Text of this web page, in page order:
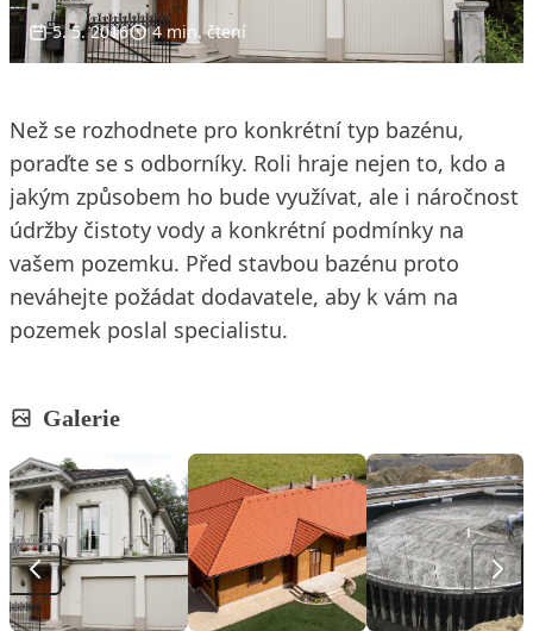
5. 5. 2016 4 min. čtení
Než se rozhodnete pro konkrétní typ bazénu,
poraďte se s odborníky. Roli hraje nejen to, kdo a
jakým způsobem ho bude využívat, ale i náročnost
údržby čistoty vody a konkrétní podmínky na
vašem pozemku. Před stavbou bazénu proto
neváhejte požádat dodavatele, aby k vám na
pozemek poslal specialistu.
Galerie